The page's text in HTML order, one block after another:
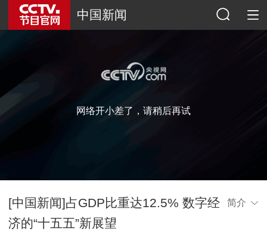
中国新闻
网络开小差了，请稍后再试
[中国新闻]占GDP比重达12.5% 数字经
济的“十五五”新展望
简介